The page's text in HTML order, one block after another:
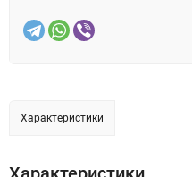
Характеристики